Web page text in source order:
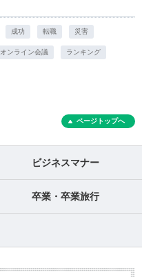
成功 転職 災害
オンライン会議 ランキング
ページトップへ
ビジネスマナー
卒業・卒業旅行